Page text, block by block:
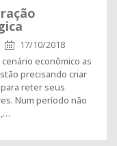
17/10/2018
econômico as
precisando criar
reter seus
Num período não